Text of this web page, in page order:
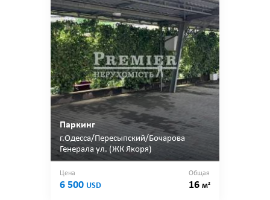
Паркинг
г.Одесса/Пересыпский/Бочарова
Генерала ул. (ЖК Якоря)
Цена
6 500 USD
Общая
16 м2